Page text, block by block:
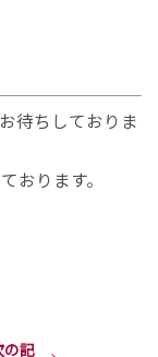
待ちしておりま
おります。
の記